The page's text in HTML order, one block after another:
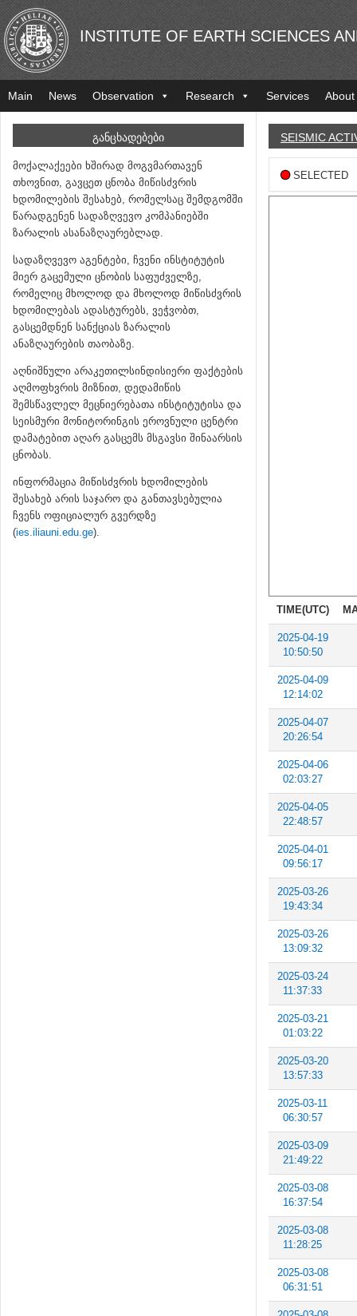
INSTITUTE OF EARTH SCIENCES
Main News Observation Research Services About
ᲒᲐᲜᲪᲮᲐᲓᲔᲑᲔᲑᲘ
მოქალაქეები ხშირად მოგვმართავენ
თხოვნით, გავცეთ ცნობა მიწისძვრის
ხდომილების შესახებ, რომელსაც შემდგომში
წარადგენენ სადაზღვევო კომპანიებში
ზარალის ასანაზღაურებლად.
სადაზღვევო აგენტები, ჩვენი ინსტიტუტის
მიერ გაცემული ცნობის საფუძველზე,
რომელიც მხოლოდ და მხოლოდ მიწისძვრის
ხდომილებას ადასტურებს, ვეჭვობთ,
გასცემდნენ სანქციას ზარალის
ანაზღაურების თაობაზე.
აღნიშნული არაკეთილსინდისიერი ფაქტების
აღმოფხვრის მიზნით, დედამიწის
შემსწავლელ მეცნიერებათა ინსტიტუტისა და
სეისმური მონიტორინგის ეროვნული ცენტრი
დამატებით აღარ გასცემს მსგავსი შინაარსის
ცნობას.
ინფორმაცია მიწისძვრის ხდომილების
შესახებ არის საჯარო და განთავსებულია
ჩვენს ოფიციალურ გვერდზე
(ies.iliauni.edu.ge).
SEISMIC
SELECTED
TIME(UTC)
2025-04-19
10:50:50
2025-04-09
12:14:02
2025-04-07
20:26:54
2025-04-06
02:03:27
2025-04-05
22:48:57
2025-04-01
09:56:17
2025-03-26
19:43:34
2025-03-26
13:09:32
2025-03-24
11:37:33
2025-03-21
01:03:22
2025-03-20
13:57:33
2025-03-11
06:30:57
2025-03-09
21:49:22
2025-03-08
16:37:54
2025-03-08
11:28:25
2025-03-08
06:31:51